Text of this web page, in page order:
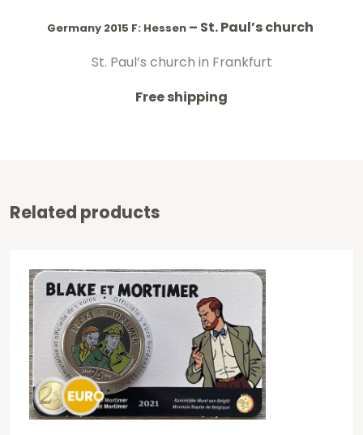
Germany 2015 F: Hessen – St. Paul’s church
St. Paul’s church in Frankfurt
Free shipping
Related products